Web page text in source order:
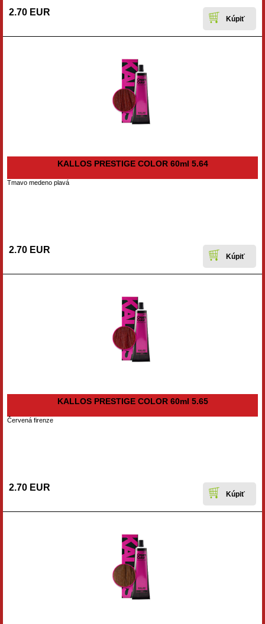
2.70 EUR
KALLOS PRESTIGE COLOR 60ml 5.64
Tmavo medeno plavá
2.70 EUR
KALLOS PRESTIGE COLOR 60ml 5.65
Červená firenze
2.70 EUR